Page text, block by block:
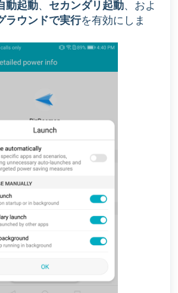
動起動、 セカンダリ起動、およ
ラウンドで実行を有効にしま